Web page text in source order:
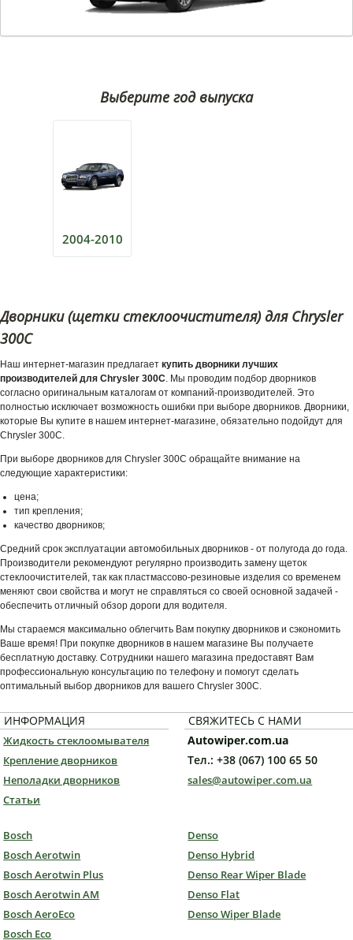
Выберите год выпуска
2004-2010
Дворники (щетки стеклоочистителя) для Chrysler
300C
Наш интернет-магазин предлагает купить дворники лучших
производителей для Chrysler 300C. Мы проводим подбор дворников
согласно оригинальным каталогам от компаний-производителей. Это
полностью исключает возможность ошибки при выборе дворников. Дворники,
которые Вы купите в нашем интернет-магазине, обязательно подойдут для
Chrysler 300C.
При выборе дворников для Chrysler 300C обращайте внимание на
следующие характеристики:
цена;
тип крепления;
качество дворников;
Средний срок эксплуатации автомобильных дворников - от полугода до года.
Производители рекомендуют регулярно производить замену щеток
стеклоочистителей, так как пластмассово-резиновые изделия со временем
меняют свои свойства и могут не справляться со своей основной задачей -
обеспечить отличный обзор дороги для водителя.
Мы стараемся максимально облегчить Вам покупку дворников и сэкономить
Ваше время! При покупке дворников в нашем магазине Вы получаете
бесплатную доставку. Сотрудники нашего магазина предоставят Вам
профессиональную консультацию по телефону и помогут сделать
оптимальный выбор дворников для вашего Chrysler 300C.
ИНФОРМАЦИЯ
Жидкость стеклоомывателя
Крепление дворников
Неполадки дворников
Статьи
СВЯЖИТЕСЬ С НАМИ
Autowiper.com.ua
Тел.: +38 (067) 100 65 50
sales@autowiper.com.ua
Bosch
Bosch Aerotwin
Bosch Aerotwin Plus
Bosch Aerotwin AM
Bosch AeroEco
Bosch Eco
Denso
Denso Hybrid
Denso Rear Wiper Blade
Denso Flat
Denso Wiper Blade